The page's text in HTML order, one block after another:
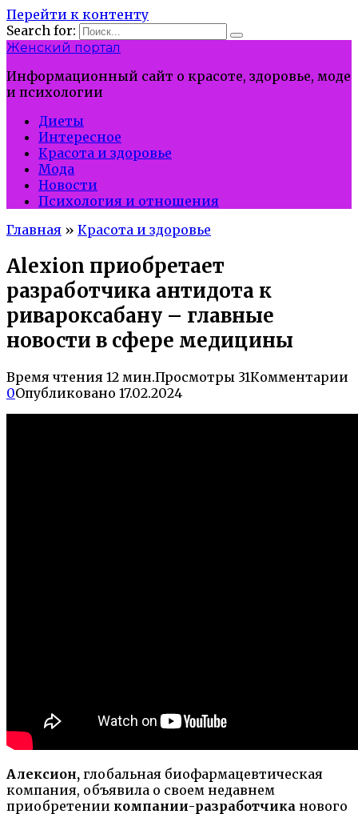
Перейти к контенту
Search for:
Женский портал
Информационный сайт о красоте, здоровье, моде
и психологии
Диеты
Интересное
Красота и здоровье
Мода
Новости
Психология и отношения
Главная » Красота и здоровье
Alexion приобретает
разработчика антидота к
ривароксабану – главные
новости в сфере медицины
Время чтения 12 мин.Просмотры 31Комментарии
0Опубликовано 17.02.2024
Алексион, глобальная биофармацевтическая
компания, объявила о своем недавнем
приобретении компании-разработчика нового